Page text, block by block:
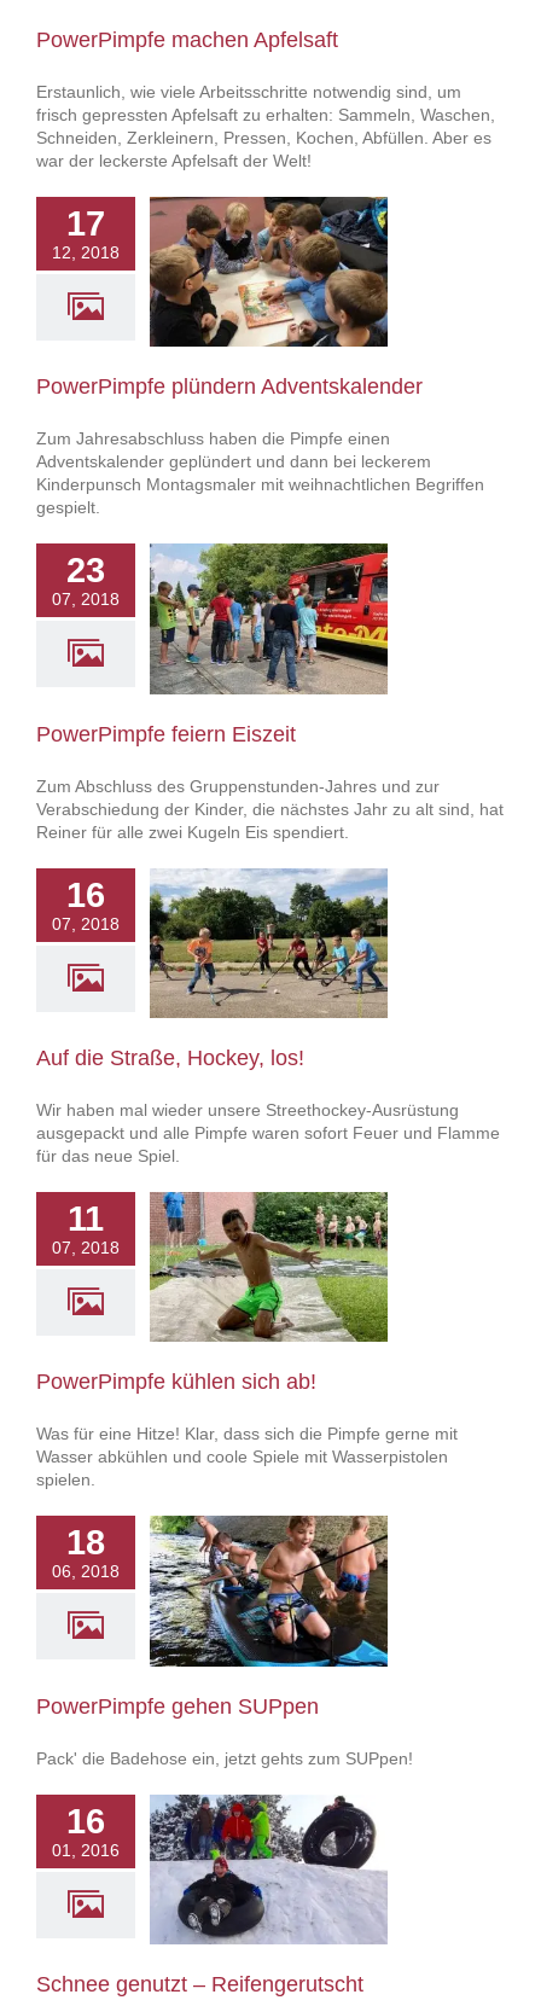
PowerPimpfe machen Apfelsaft
Erstaunlich, wie viele Arbeitsschritte notwendig sind, um
frisch gepressten Apfelsaft zu erhalten: Sammeln, Waschen,
Schneiden, Zerkleinern, Pressen, Kochen, Abfüllen. Aber es
war der leckerste Apfelsaft der Welt!
17
12, 2018
plündern
PowerPimpfe plündern Adventskalender
Zum Jahresabschluss haben die Pimpfe einen
Adventskalender geplündert und dann bei leckerem
Kinderpunsch Montagsmaler mit weihnachtlichen Begriffen
gespielt.
23
07, 2018
PowerPimpfe feiern Eiszeit
Zum Abschluss des Gruppenstunden-Jahres und zur
Verabschiedung der Kinder, die nächstes Jahr zu alt sind, hat
Reiner für alle zwei Kugeln Eis spendiert.
16
07, 2018
Hockey,
Auf die Straße, Hockey, los!
Wir haben mal wieder unsere Streethockey-Ausrüstung
ausgepackt und alle Pimpfe waren sofort Feuer und Flamme
für das neue Spiel.
11
07, 2018
kühlen sich
PowerPimpfe kühlen sich ab!
Was für eine Hitze! Klar, dass sich die Pimpfe gerne mit
Wasser abkühlen und coole Spiele mit Wasserpistolen
spielen.
18
06, 2018
gehen
PowerPimpfe gehen SUPpen
Pack' die Badehose ein, jetzt gehts zum SUPpen!
16
01, 2016
genutzt –
Schnee genutzt – Reifengerutscht